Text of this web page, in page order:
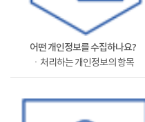
어떤 개인정보를 수집하나요?
ㆍ처리하는 개인정보의 항목